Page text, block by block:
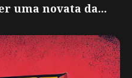
uma novata da...